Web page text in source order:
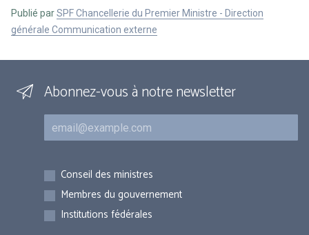
Publié parSPF Chancellerie du Premier Ministre - Direction
générale Communication externe
Abonnez-vous à notre newsletter
Courriel
Inscriptions
Conseil des ministres
Membres du gouvernement
Institutions fédérales